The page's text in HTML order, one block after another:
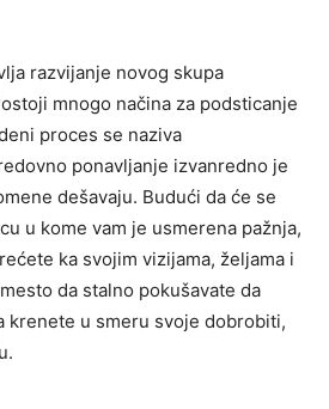
razvijanje novog skupa
mnogo načina za podsticanje
proces se naziva
ponavljanje izvanredno je
dešavaju. Budući da će se
u kome vam je usmerena pažnja,
ka svojim vizijama, željama i
da stalno pokušavate da
krenete u smeru svoje dobrobiti,